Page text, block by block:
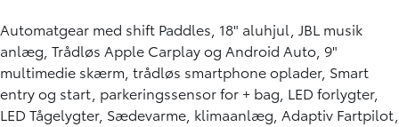
Automatgear med shift Paddles, 18" aluhjul, JBL musik
anlæg, Trådløs Apple Carplay og Android Auto, 9"
multimedie skærm, trådløs smartphone oplader, Smart
entry og start, parkeringssensor for + bag, LED forlygter,
LED Tågelygter, Sædevarme, klimaanlæg, Adaptiv Fartpilot,